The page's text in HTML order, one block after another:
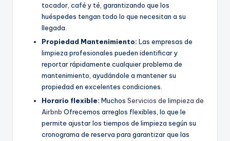
tocador, café y té, garantizando que los
huéspedes tengan todo lo que necesitan a su
llegada.
Propiedad Mantenimiento: Las empresas de
limpieza profesionales pueden identificar y
reportar rápidamente cualquier problema de
mantenimiento, ayudándole a mantener su
propiedad en excelentes condiciones.
Horario flexible: Muchos Servicios de limpieza de
Airbnb Ofrecemos arreglos flexibles, lo que le
permite ajustar los tiempos de limpieza según su
cronograma de reserva para garantizar que las